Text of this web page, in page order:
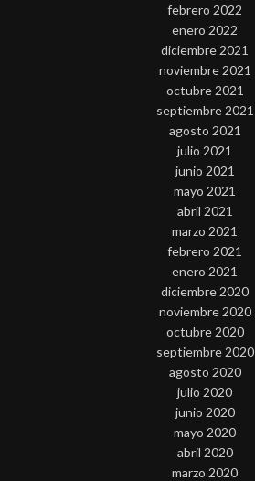
febrero 2022
enero 2022
diciembre 2021
noviembre 2021
octubre 2021
septiembre 2021
agosto 2021
julio 2021
junio 2021
mayo 2021
abril 2021
marzo 2021
febrero 2021
enero 2021
diciembre 2020
noviembre 2020
octubre 2020
septiembre 2020
agosto 2020
julio 2020
junio 2020
mayo 2020
abril 2020
marzo 2020